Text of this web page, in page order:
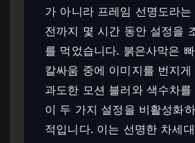
가 아니라 프레임 선명도라
전까지 몇 시간 동안 설정을
를 먹었습니다. 붉은사막은
칼싸움 중에 이미지를 번지
과도한 모션 블러와 색수차
이 두 가지 설정을 비활성화
적입니다. 이는 선명한 차세